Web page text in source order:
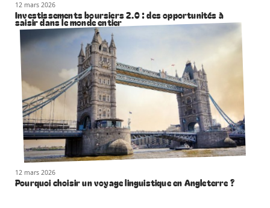
12 mars 2026
Investissements boursiers 2.0 : des opportunités à
saisir dans le monde entier
12 mars 2026
Pourquoi choisir un voyage linguistique en Angleterre ?